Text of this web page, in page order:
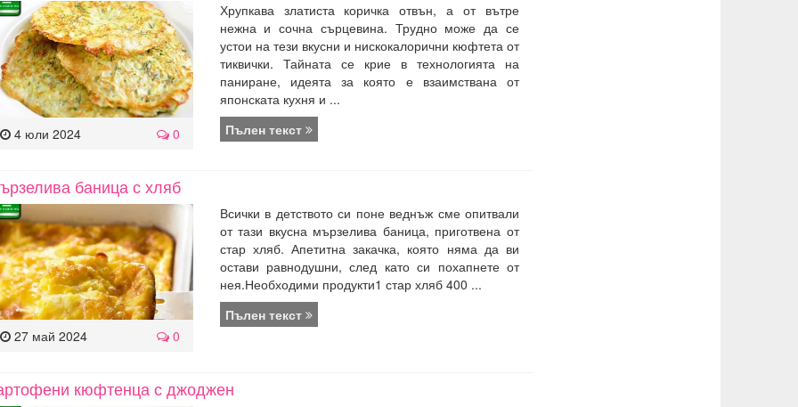
4 юли 2024 0
Хрупкава златиста коричка отвън, а от вътре
нежна и сочна сърцевина. Трудно може да се
устои на тези вкусни и нискокалорични кюфтета от
тиквички. Тайната се крие в технологията на
паниране, идеята за която е взаимствана от
японската кухня и ...
Пълен текст
баница с хляб
27 май 2024 0
Всички в детството си поне веднъж сме опитвали
от тази вкусна мързелива баница, приготвена от
стар хляб. Апетитна закачка, която няма да ви
остави равнодушни, след като си похапнете от
нея.Необходими продукти1 стар хляб 400 ...
Пълен текст
кюфтенца с джоджен